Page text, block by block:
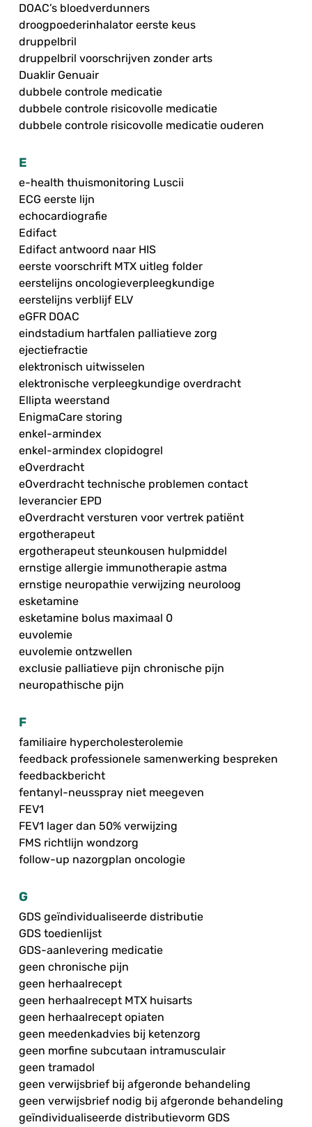
DOAC’s bloedverdunners
droogpoederinhalator eerste keus
druppelbril
druppelbril voorschrijven zonder arts
Duaklir Genuair
dubbele controle medicatie
dubbele controle risicovolle medicatie
dubbele controle risicovolle medicatie ouderen
E
e-health thuismonitoring Luscii
ECG eerste lijn
echocardiografie
Edifact
Edifact antwoord naar HIS
eerste voorschrift MTX uitleg folder
eerstelijns oncologieverpleegkundige
eerstelijns verblijf ELV
eGFR DOAC
eindstadium hartfalen palliatieve zorg
ejectiefractie
elektronisch uitwisselen
elektronische verpleegkundige overdracht
Ellipta weerstand
EnigmaCare storing
enkel-armindex
enkel-armindex clopidogrel
eOverdracht
eOverdracht technische problemen contact
leverancier EPD
eOverdracht versturen voor vertrek patiënt
ergotherapeut
ergotherapeut steunkousen hulpmiddel
ernstige allergie immunotherapie astma
ernstige neuropathie verwijzing neuroloog
esketamine
esketamine bolus maximaal 0
euvolemie
euvolemie ontzwellen
exclusie palliatieve pijn chronische pijn
neuropathische pijn
F
familiaire hypercholesterolemie
feedback professionele samenwerking bespreken
feedbackbericht
fentanyl-neusspray niet meegeven
FEV1
FEV1 lager dan 50% verwijzing
FMS richtlijn wondzorg
follow-up nazorgplan oncologie
G
GDS geïndividualiseerde distributie
GDS toedienlijst
GDS-aanlevering medicatie
geen chronische pijn
geen herhaalrecept
geen herhaalrecept MTX huisarts
geen herhaalrecept opiaten
geen meedenkadvies bij ketenzorg
geen morfine subcutaan intramusculair
geen tramadol
geen verwijsbrief bij afgeronde behandeling
geen verwijsbrief nodig bij afgeronde behandeling
geïndividualiseerde distributievorm GDS